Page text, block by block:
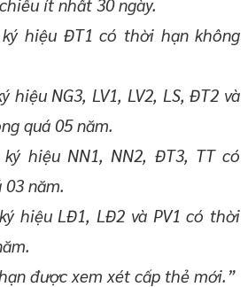
hiệu ĐT1 có thời hạn không
hiệu NG3, LV1, LV2, LS, ĐT2 và
quá 05 năm.
hiệu NN1, NN2, ĐT3, TT có
năm.
hiệu LĐ1, LĐ2 và PV1 có thời
được xem xét cấp thẻ mới.”